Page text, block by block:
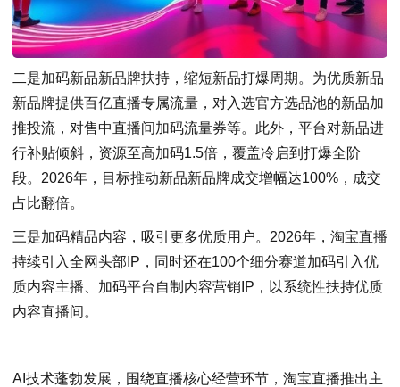
二是加码新品新品牌扶持，缩短新品打爆周期。为优质新品
新品牌提供百亿直播专属流量，对入选官方选品池的新品加
推投流，对售中直播间加码流量券等。此外，平台对新品进
行补贴倾斜，资源至高加码1.5倍，覆盖冷启到打爆全阶
段。2026年，目标推动新品新品牌成交增幅达100%，成交
占比翻倍。
三是加码精品内容，吸引更多优质用户。2026年，淘宝直播
持续引入全网头部IP，同时还在100个细分赛道加码引入优
质内容主播、加码平台自制内容营销IP，以系统性扶持优质
内容直播间。
AI技术蓬勃发展，围绕直播核心经营环节，淘宝直播推出主